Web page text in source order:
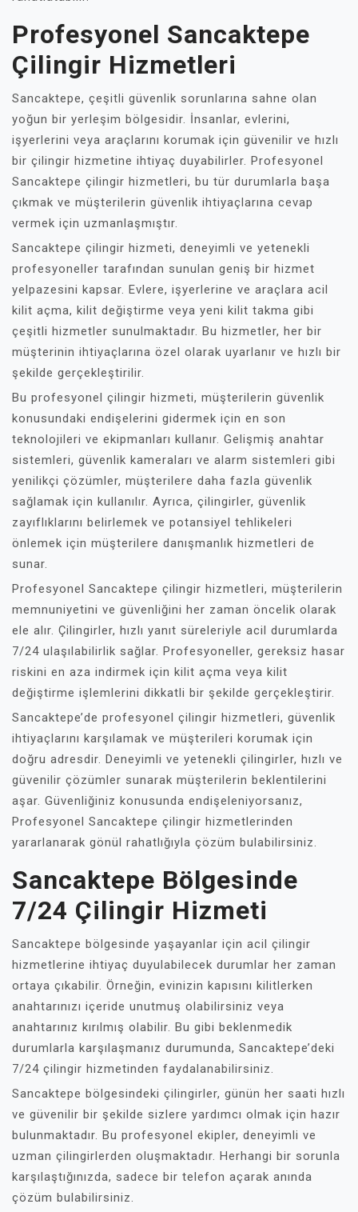
Profesyonel Sancaktepe
Çilingir Hizmetleri
Sancaktepe, çeşitli güvenlik sorunlarına sahne olan
yoğun bir yerleşim bölgesidir. İnsanlar, evlerini,
işyerlerini veya araçlarını korumak için güvenilir ve hızlı
bir çilingir hizmetine ihtiyaç duyabilirler. Profesyonel
Sancaktepe çilingir hizmetleri, bu tür durumlarla başa
çıkmak ve müşterilerin güvenlik ihtiyaçlarına cevap
vermek için uzmanlaşmıştır.
Sancaktepe çilingir hizmeti, deneyimli ve yetenekli
profesyoneller tarafından sunulan geniş bir hizmet
yelpazesini kapsar. Evlere, işyerlerine ve araçlara acil
kilit açma, kilit değiştirme veya yeni kilit takma gibi
çeşitli hizmetler sunulmaktadır. Bu hizmetler, her bir
müşterinin ihtiyaçlarına özel olarak uyarlanır ve hızlı bir
şekilde gerçekleştirilir.
Bu profesyonel çilingir hizmeti, müşterilerin güvenlik
konusundaki endişelerini gidermek için en son
teknolojileri ve ekipmanları kullanır. Gelişmiş anahtar
sistemleri, güvenlik kameraları ve alarm sistemleri gibi
yenilikçi çözümler, müşterilere daha fazla güvenlik
sağlamak için kullanılır. Ayrıca, çilingirler, güvenlik
zayıflıklarını belirlemek ve potansiyel tehlikeleri
önlemek için müşterilere danışmanlık hizmetleri de
sunar.
Profesyonel Sancaktepe çilingir hizmetleri, müşterilerin
memnuniyetini ve güvenliğini her zaman öncelik olarak
ele alır. Çilingirler, hızlı yanıt süreleriyle acil durumlarda
7/24 ulaşılabilirlik sağlar. Profesyoneller, gereksiz hasar
riskini en aza indirmek için kilit açma veya kilit
değiştirme işlemlerini dikkatli bir şekilde gerçekleştirir.
Sancaktepe’de profesyonel çilingir hizmetleri, güvenlik
ihtiyaçlarını karşılamak ve müşterileri korumak için
doğru adresdir. Deneyimli ve yetenekli çilingirler, hızlı ve
güvenilir çözümler sunarak müşterilerin beklentilerini
aşar. Güvenliğiniz konusunda endişeleniyorsanız,
Profesyonel Sancaktepe çilingir hizmetlerinden
yararlanarak gönül rahatlığıyla çözüm bulabilirsiniz.
Sancaktepe Bölgesinde
7/24 Çilingir Hizmeti
Sancaktepe bölgesinde yaşayanlar için acil çilingir
hizmetlerine ihtiyaç duyulabilecek durumlar her zaman
ortaya çıkabilir. Örneğin, evinizin kapısını kilitlerken
anahtarınızı içeride unutmuş olabilirsiniz veya
anahtarınız kırılmış olabilir. Bu gibi beklenmedik
durumlarla karşılaşmanız durumunda, Sancaktepe’deki
7/24 çilingir hizmetinden faydalanabilirsiniz.
Sancaktepe bölgesindeki çilingirler, günün her saati hızlı
ve güvenilir bir şekilde sizlere yardımcı olmak için hazır
bulunmaktadır. Bu profesyonel ekipler, deneyimli ve
uzman çilingirlerden oluşmaktadır. Herhangi bir sorunla
karşılaştığınızda, sadece bir telefon açarak anında
çözüm bulabilirsiniz.